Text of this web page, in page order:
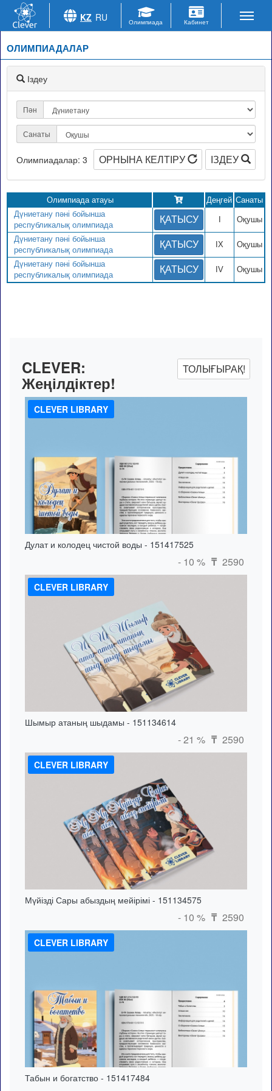
ОЛИМПИАДАЛАР
Іздеу
Пән
Санаты
Олимпиадалар: 3 ІЗДЕУ
ОРНЫНА КЕЛТІРУ
Олимпиада атауы Деңгей Санаты
Дүниетану пәні бойынша
республикалық олимпиада
ҚАТЫСУ Оқушы
Дүниетану пәні бойынша
республикалық олимпиада
ҚАТЫСУ IX Оқушы
Дүниетану пәні бойынша
республикалық олимпиада
ҚАТЫСУ IV Оқушы
CLEVER:
Жеңілдіктер!
ТОЛЫҒЫРАҚ!
CLEVER LIBRARY
Дулат и колодец чистой воды - 151417525
- 10 % ₸ 2590
CLEVER LIBRARY
Шымыр атаның шыдамы - 151134614
- 21 % ₸ 2590
CLEVER LIBRARY
Мүйізді Сары абыздың мейірімі - 151134575
- 10 % ₸ 2590
CLEVER LIBRARY
Табын и богатство - 151417484
KZ RU